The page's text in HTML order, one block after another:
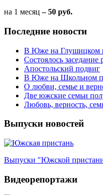
на 1 месяц – 50 руб.
Последние новости
В Юже на Глушицком
Состоялось
Апостольский подвиг
В Юже на Школьном
О любви, семье и
Две южские семьи
Любовь, верность,
Выпуски новостей
Выпуски "Южской
Видеорепортажи